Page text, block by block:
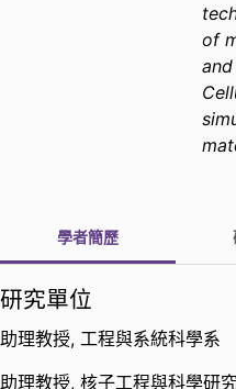
of
學者簡歷
研究單位
助理教授, 工程與系統科學系
助理教授, 核子工程與科學研